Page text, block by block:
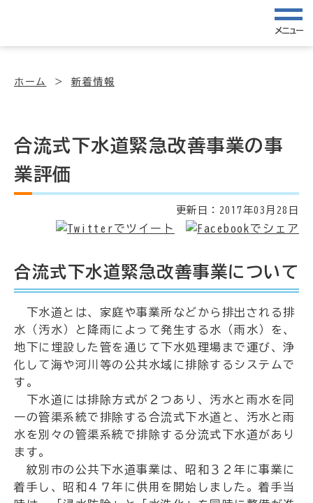
メニュー
ホーム 新着情報
合流式下水道緊急改善事業の事
業評価
更新日： 2017年03月28日
合流式下水道緊急改善事業について
下水道とは、家庭や事業所などから排出される排
水（汚水）と降雨によって発生する水（雨水）を、
地下に埋設した管を通じて下水処理場まで運び、浄
化して海や河川等の公共水域に排除するシステムで
す。
下水道には排除方式が２つあり、汚水と雨水を同
一の管渠系統で排除する合流式下水道と、汚水と雨
水を別々の管渠系統で排除する分流式下水道があり
ます。
紋別市の公共下水道事業は、昭和３２年に事業に
着手し、昭和４７年に供用を開始しました。着手当